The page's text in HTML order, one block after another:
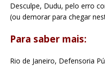
Desculpe, Dudu, pelo erro
(ou demorar para chegar
Para saber mais:
Rio de Janeiro, Defensoria